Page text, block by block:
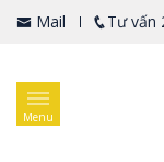
Mail Tư vấn
Menu